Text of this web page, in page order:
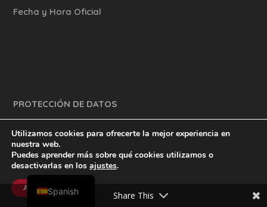
Fecha y Hora Oficial
PROTECCIÓN DE DATOS
inventtatte es Marketing Online Sevilla
Utilizamos cookies para ofrecerte la mejor experiencia en
nuestra web.
Puedes aprender más sobre qué cookies utilizamos o
desactivarlas en los ajustes.
Aceptar
Share This
Spanish
English